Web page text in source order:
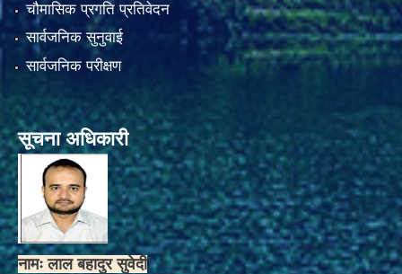
चौमासिक प्रगति प्रतिवेदन
सार्वजनिक सुनुवाई
सार्वजनिक परीक्षण
सूचना अधिकारी
नामः लाल बहादुर सुवेदी